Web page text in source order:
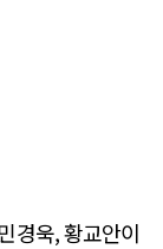
경욱, 황교안이